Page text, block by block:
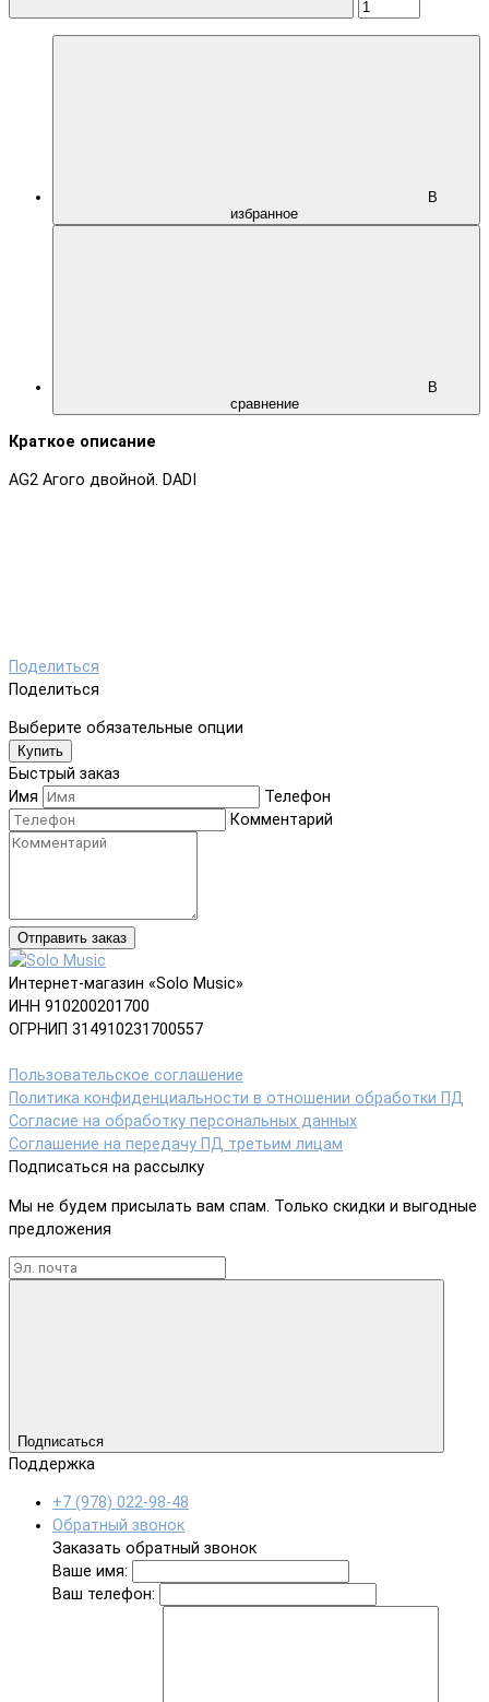
В
избранное
В
сравнение
Краткое описание
AG2 Агого двойной. DADI
Поделиться
Поделиться
Выберите обязательные опции
Купить
Быстрый заказ
Имя
Телефон
Комментарий
Отправить заказ
Интернет-магазин «Solo Music»
ИНН 910200201700
ОГРНИП 314910231700557
Пользовательское соглашение
Политика конфиденциальности в отношении обработки ПД
Согласие на обработку персональных данных
Соглашение на передачу ПД третьим лицам
Подписаться на рассылку
Мы не будем присылать вам спам. Только скидки и выгодные
предложения
Подписаться
Поддержка
+7 (978) 022-98-48
Обратный звонок
Заказать обратный звонок
Ваше имя:
Ваш телефон: